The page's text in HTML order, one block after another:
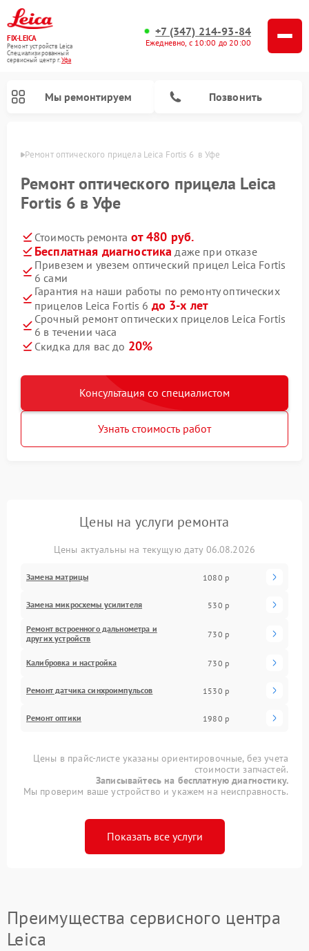
FIX-LEICA
Ремонт устройств Leica
Специализированный
cервисный центр г.Уфа
+7 (347) 214-93-84
Ежедневно, с 10:00 до 20:00
Мы ремонтируем Позвонить
Ремонт оптического прицела Leica Fortis 6  в Уфе
Ремонт оптического прицела Leica
Fortis 6 в Уфе
Стоимость ремонта от 480 руб.
Бесплатная диагностика даже при отказе
Привезем и увезем оптический прицел Leica Fortis
6 сами
Гарантия на наши работы по ремонту оптических
прицелов Leica Fortis 6 до 3-х лет
Срочный ремонт оптических прицелов Leica Fortis
6 в течении часа
Скидка для вас до 20%
Консультация со специалистом
Узнать стоимость работ
Цены на услуги ремонта
Цены актуальны на текущую дату 06.08.2026
Замена матрицы 1080 р
Замена микросхемы усилителя 530 р
Ремонт встроенного дальнометра и
других устройств
730 р
Калибровка и настройка 730 р
Ремонт датчика синхроимпульсов 1530 р
Ремонт оптики 1980 р
Цены в прайс-листе указаны ориентировочные, без учета
стоимости запчастей.
Записывайтесь на бесплатную диагностику.
Мы проверим ваше устройство и укажем на неисправность.
Показать все услуги
Преимущества сервисного центра
Leica